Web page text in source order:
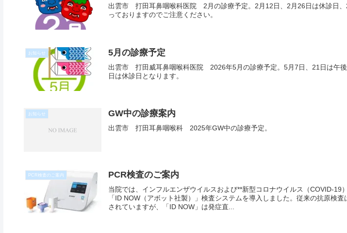
出雲市 打田耳鼻咽喉科医院 2月の診療予定。2月12日、2月26日は休診日、
っておりますのでご注意ください。
お知らせ 5月の診療予定
出雲市 打田威耳鼻咽喉科医院 2026年5月の診療予定。5月7日、21日は午
日は休診日となります。
お知らせ GW中の診療案内
出雲市 打田耳鼻咽喉科 2025年GW中の診療予定。
PCR検査のご案内 PCR検査のご案内
当院では、インフルエンザウイルスおよび**新型コロナウイルス（COVID-19
「ID NOW（アボット社製）」検査システムを導入しました。従来の抗原検
されていますが、「ID NOW」は発症直...